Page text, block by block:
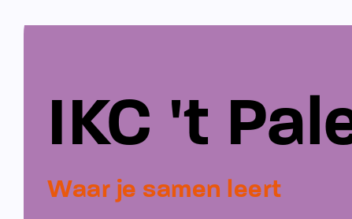
IKC 't
Waar je samen leert